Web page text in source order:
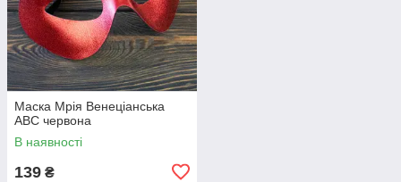
Маска Мрія Венеціанська
АВС червона
В наявності
139 ₴